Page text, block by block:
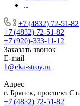
...
+7 (4832) 72-51-82
+7 (4832) 72-51-82
+7 (920)-333-11-12
Заказать звонок
E-mail
1@eka-stroy.ru
Адрес
г. Брянск, проспект
+7 (4832) 72-51-82